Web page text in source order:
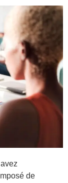
de